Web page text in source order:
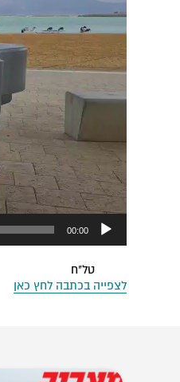
00:00
טל"ח
לצפייה בכתבה לחץ כאן